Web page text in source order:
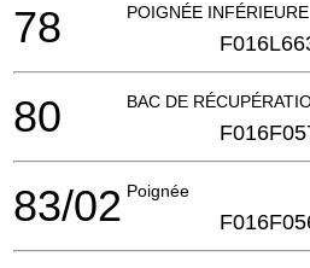
POIGNÉE INFÉRIEURE
78
BAC DE
80
Poignée
83/02